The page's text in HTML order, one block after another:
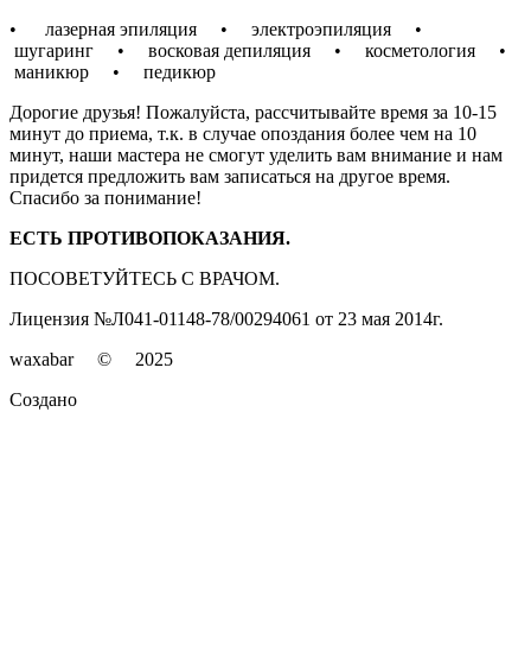
• лазерная эпиляция • электроэпиляция •
шугаринг • восковая депиляция • косметология •
маникюр • педикюр
Дорогие друзья! Пожалуйста, рассчитывайте время за 10-15
минут до приема, т.к. в случае опоздания более чем на 10
минут, наши мастера не смогут уделить вам внимание и нам
придется предложить вам записаться на другое время.
Спасибо за понимание!
ЕСТЬ ПРОТИВОПОКАЗАНИЯ.
ПОСОВЕТУЙТЕСЬ С ВРАЧОМ.
Лицензия №Л041-01148-78/00294061 от 23 мая 2014г.
waxabar © 2025
Создано